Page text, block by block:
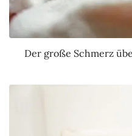
Der große Schmerz